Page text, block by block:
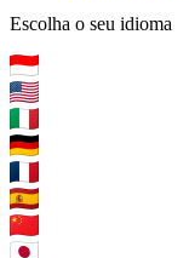
Escolha o seu idioma